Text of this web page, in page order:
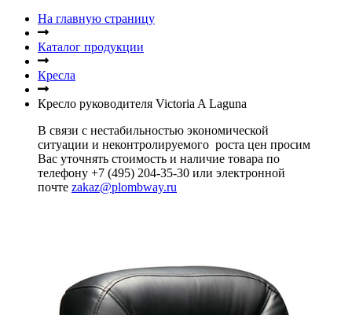
На главную страницу
Каталог продукции
Кресла
Кресло руководителя Victoria A Laguna
В связи с нестабильностью экономической
ситуации и неконтролируемого роста цен просим
Вас уточнять стоимость и наличие товара по
телефону +7 (495) 204-35-30 или электронной
почте zakaz@plombway.ru